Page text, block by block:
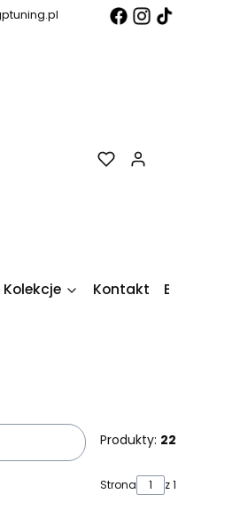
Kolekcje Kontakt Blog
Produkty: 22
Strona z 1